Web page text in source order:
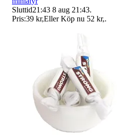
Sluttid21:43 8 aug 21:43.
Pris:39 kr,Eller Köp nu 52 kr,.